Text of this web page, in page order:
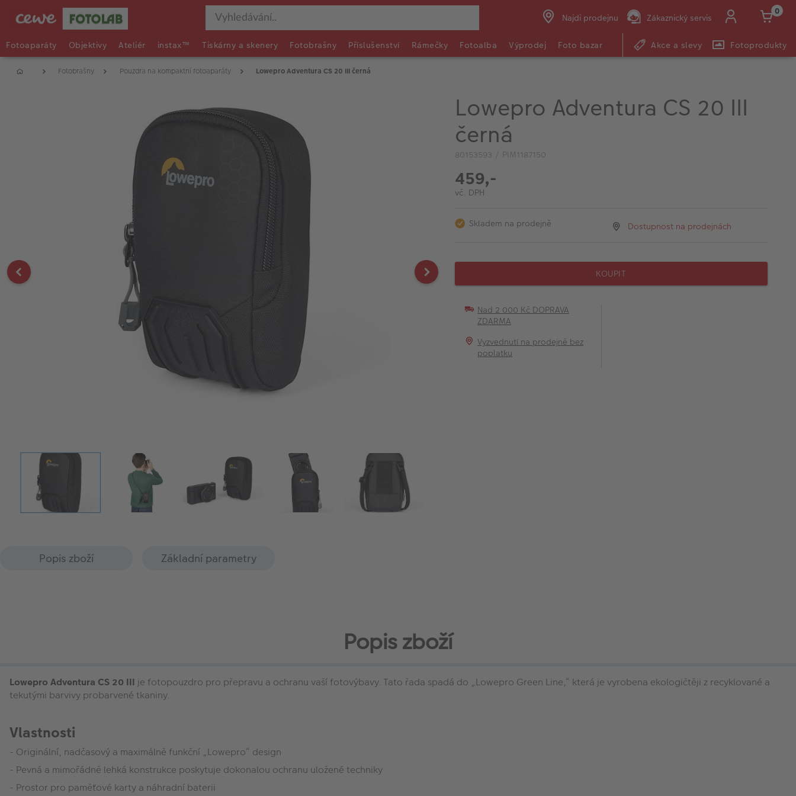
Najdi prodejnu Zákaznický servis
0
Fotoaparáty Objektivy Ateliér instax™ Tiskárny a skenery Fotobrašny Příslušenství Rámečky Fotoalba Výprodej Foto bazar Akce a slevy Fotoprodukty
Fotobrašny Pouzdra na kompaktní fotoaparáty Lowepro Adventura CS 20 III černá
Lowepro Adventura CS 20 III
černá
80153593 / PIM1187150
459,-
vč. DPH
Skladem na prodejně Dostupnost na prodejnách
KOUPIT
Nad 2 000 Kč DOPRAVA
ZDARMA
Vyzvednutí na prodejně bez
poplatku
Popis zboží Základní parametry
Popis zboží
Lowepro Adventura CS 20 III je fotopouzdro pro přepravu a ochranu vaší fotovýbavy. Tato řada spadá do „Lowepro Green Line,“ která je vyrobena ekologičtěji z recyklované a
tekutými barvivy probarvené tkaniny.
Vlastnosti
- Originální, nadčasový a maximálně funkční „Lowepro“ design
- Pevná a mimořádně lehká konstrukce poskytuje dokonalou ochranu uložené techniky
- Prostor pro paměťové karty a náhradní baterii